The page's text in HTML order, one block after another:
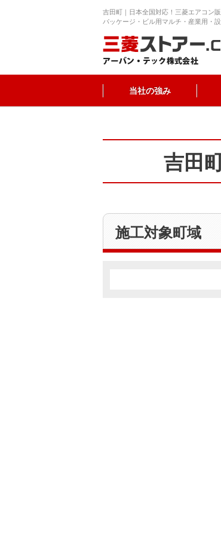
吉田町｜日本全国対応！三菱エアコン
パッケージ・ビル用マルチ・産業用・
当社の強み
吉田
施工対象町域